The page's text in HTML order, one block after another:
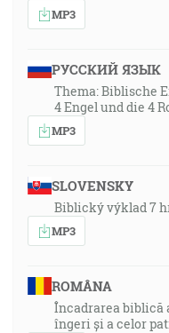
MP3
РУССКИЙ ЯЗЫК
Thema: Biblische
4 Engel und die 4
MP3
SLOVENSKY
Biblický výklad 7
MP3
ROMÂNA
Încadrarea biblică
îngeri și a celor